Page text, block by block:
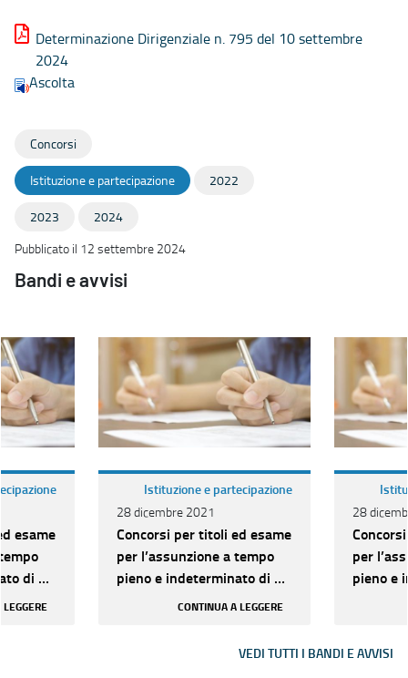
Determinazione Dirigenziale n. 795 del 10 settembre
2024
Ascolta
Concorsi
Istituzione e partecipazione 2022
2023
2024
Pubblicato il 12 settembre 2024
Bandi e avvisi
esame
di n.
D per
Istituzione e partecipazione
28 dicembre 2021
Concorsi per titoli ed esame
per l’assunzione a tempo
pieno e indeterminato di n.
209 unità di categoria D per
CONTINUA A LEGGERE
28
per
pieno e
VEDI TUTTI I BANDI E AVVISI